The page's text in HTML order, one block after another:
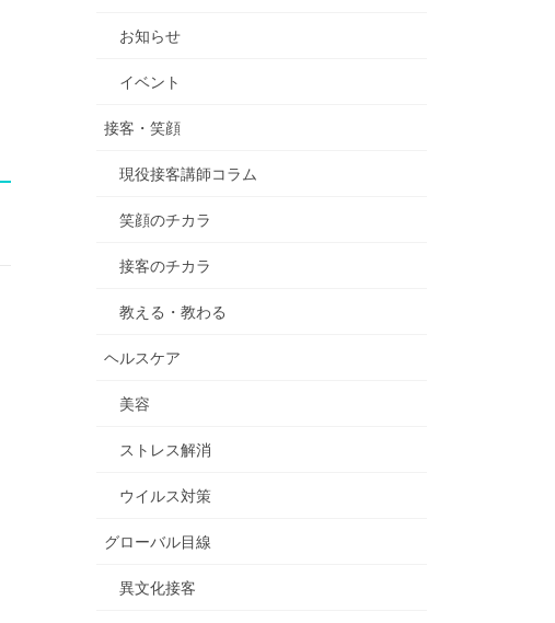
お知らせ
イベント
接客・笑顔
現役接客講師コラム
笑顔のチカラ
接客のチカラ
教える・教わる
ヘルスケア
美容
ストレス解消
ウイルス対策
グローバル目線
異文化接客